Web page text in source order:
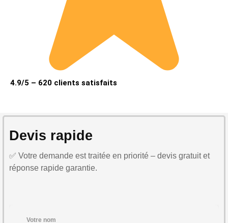
4.9/5 – 620 clients satisfaits
Devis rapide
✅ Votre demande est traitée en priorité – devis gratuit et
réponse rapide garantie.
Votre nom